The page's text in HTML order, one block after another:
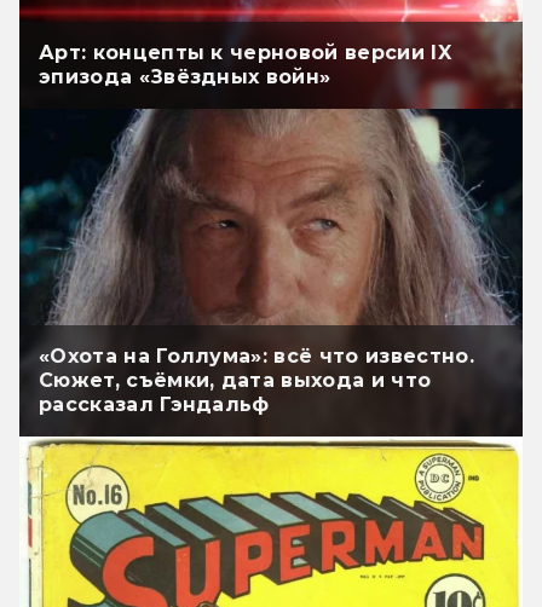
Арт: концепты к черновой версии IX
эпизода «Звёздных войн»
«Охота на Голлума»: всё что известно.
Сюжет, съёмки, дата выхода и что
рассказал Гэндальф